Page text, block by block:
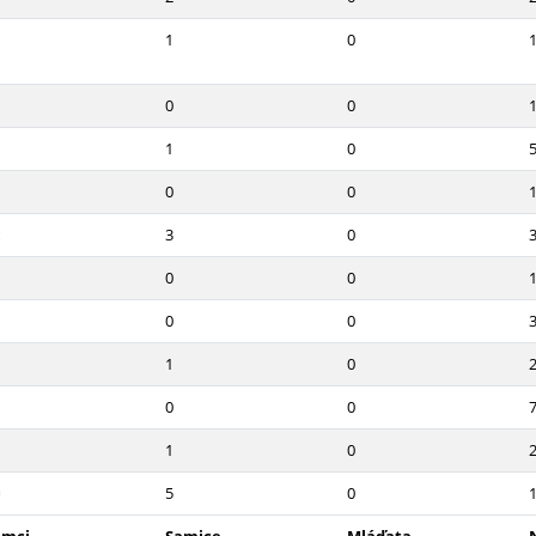
1 0 1
0 0
1
1 0
5
0 0
1
3 0
0 0
1
0 0
3
1 0
2
0 0
7
1 0
2
5 0